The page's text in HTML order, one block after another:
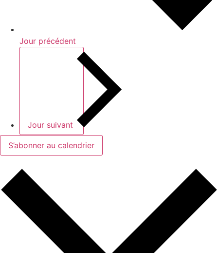
Jour précédent
Jour suivant
S’abonner au calendrier